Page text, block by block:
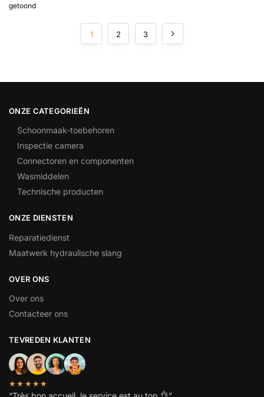
getoond
1 2 3
ONZE CATEGORIEËN
Schoonmaak-toebehoren
Inspectie camera
Connectoren en componenten
Wasmiddelen
Technische producten
ONZE DIENSTEN
Reparatiedienst
Maatwerk hydraulische slang
OVER ONS
Over ons
Contacteer ons
TEVREDEN KLANTEN
★★★★★